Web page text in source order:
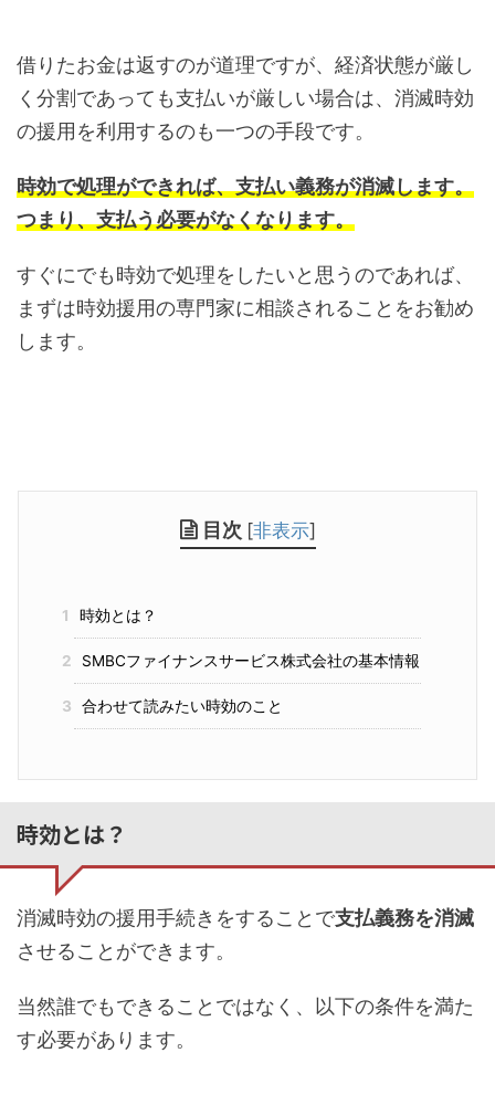
借りたお金は返すのが道理ですが、経済状態が厳し
く分割であっても支払いが厳しい場合は、消滅時効
の援用を利用するのも一つの手段です。
時効で処理ができれば、支払い義務が消滅します。
つまり、支払う必要がなくなります。
すぐにでも時効で処理をしたいと思うのであれば、
まずは時効援用の専門家に相談されることをお勧め
します。
目次 [非表示]
1 時効とは？
2 SMBCファイナンスサービス株式会社の基本情報
3 合わせて読みたい時効のこと
時効とは？
消滅時効の援用手続きをすることで支払義務を消滅
させることができます。
当然誰でもできることではなく、以下の条件を満た
す必要があります。